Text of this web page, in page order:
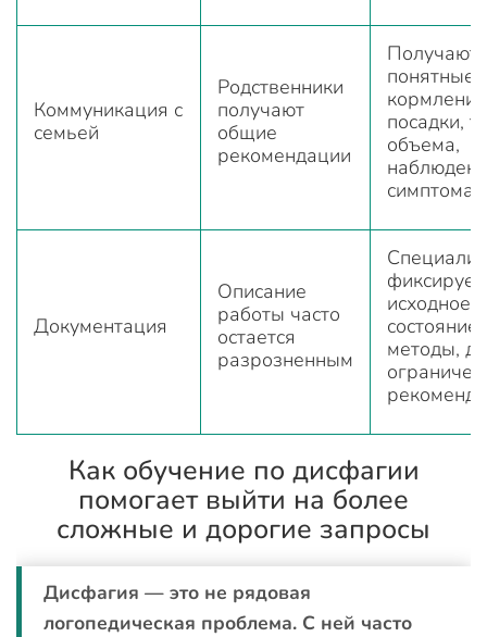
Коммуникация с
семьей
Родственники
получают
общие
рекомендации
Получают
понятные
посадки,
объема,
Документация
Описание
работы часто
остается
разрозненным
фиксирует
исходное
состояние,
методы,
Как обучение по дисфагии
помогает выйти на более
сложные и дорогие запросы
Дисфагия — это не рядовая
логопедическая проблема. С ней часто